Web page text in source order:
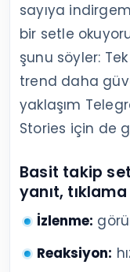
sayıya
bir setle
şunu söyler:
trend daha
yaklaşım
Stories için de
Basit takip
yanıt,
İzlenme:
Reaksiyon: